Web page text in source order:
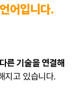
어입니다.
른 기술을 연결해
지고 있습니다.